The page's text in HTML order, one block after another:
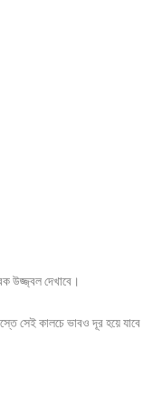
উজ্জ্বল দেখাবে।
সেই কালচে ভাবও দূর হয়ে